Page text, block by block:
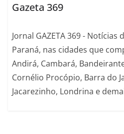
Gazeta 369
Jornal GAZETA 369 -
Paraná, nas cidades que
Andirá, Cambará,
Cornélio Procópio, Barra do
Jacarezinho, Londrina e